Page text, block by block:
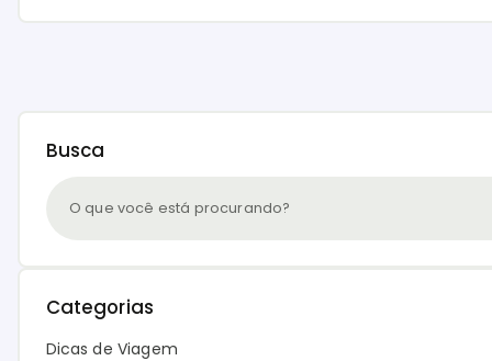
Busca
Categorias
Dicas de Viagem